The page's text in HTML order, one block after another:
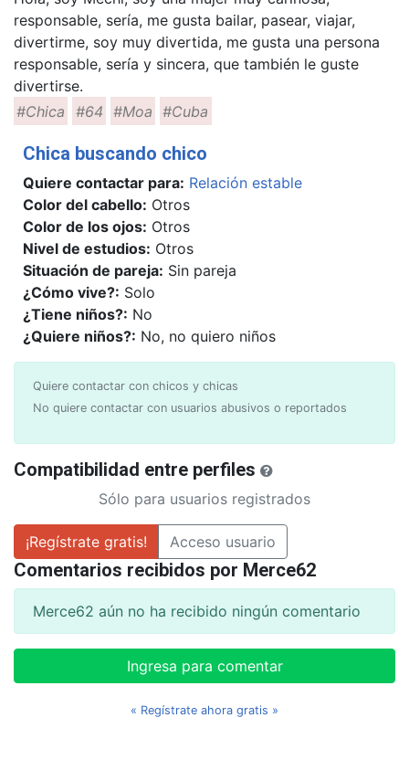
responsable, sería, me gusta bailar, pasear, viajar,
divertirme, soy muy divertida, me gusta una persona
responsable, sería y sincera, que también le guste
divertirse.
#Chica
#64 #Moa #Cuba
Chica buscando chico
Quiere contactar para: Relación estable
Color del cabello: Otros
Color de los ojos: Otros
Nivel de estudios: Otros
Situación de pareja: Sin pareja
¿Cómo vive?: Solo
¿Tiene niños?: No
¿Quiere niños?: No, no quiero niños
Quiere contactar con chicos y chicas
No quiere contactar con usuarios abusivos o reportados
Compatibilidad entre perfiles
Sólo para usuarios registrados
¡Regístrate gratis! Acceso usuario
Comentarios recibidos por Merce62
Merce62 aún no ha recibido ningún comentario
Ingresa para comentar
« Regístrate ahora gratis »